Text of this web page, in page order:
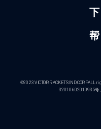
©2023 VICTOR RACKETS IND CORP.ALL
32010602010935号